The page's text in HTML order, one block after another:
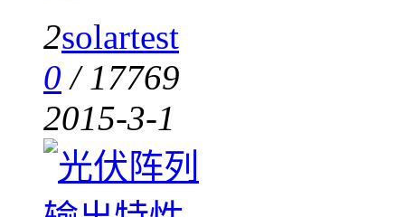
2solartest
0 / 17769
2015-3-1